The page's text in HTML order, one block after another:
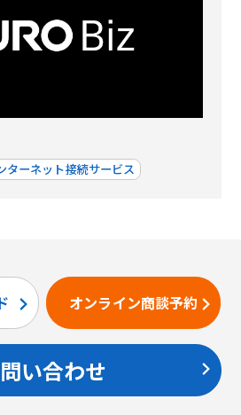
ターネット接続サービス
オンライン商談予約
い合わせ